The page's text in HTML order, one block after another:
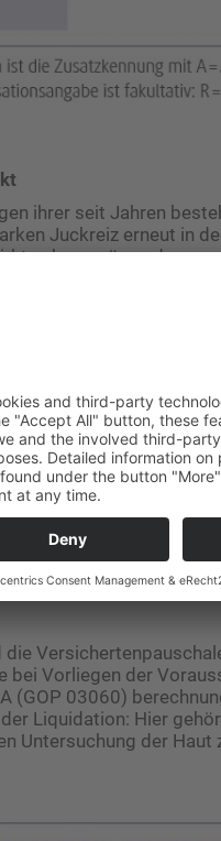
ihrer seit Jahren
Juckreiz erneut in
sehr nervös und
Beeinflussung der
dass die Patientin
ihrer Psyche zu tun“.
Jahren
Seit etwa 4 Wochen
der kleinen
bestehe eine saisonale
eingenommen. Die
der
topisches
Besprechung der
vereinbart.
Vorliegen der
(GOP 03060)
Liquidation: Hier
Untersuchung der Haut